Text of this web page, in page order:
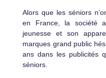
Alors que les séniors
en France, la société
jeunesse et son
marques grand public
ans dans les publicités
séniors.